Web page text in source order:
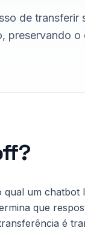
de transferir
preservando
?
um chatbot
que
é